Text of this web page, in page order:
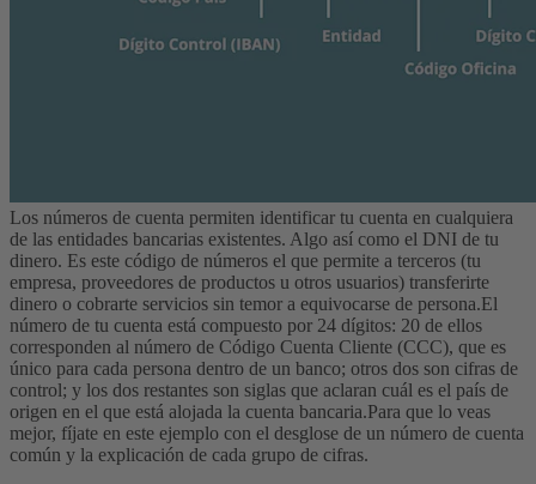
Los números de cuenta permiten identificar tu cuenta en cualquiera
de las entidades bancarias existentes. Algo así como el DNI de tu
dinero. Es este código de números el que permite a terceros (tu
empresa, proveedores de productos u otros usuarios) transferirte
dinero o cobrarte servicios sin temor a equivocarse de persona.El
número de tu cuenta está compuesto por 24 dígitos: 20 de ellos
corresponden al número de Código Cuenta Cliente (CCC), que es
único para cada persona dentro de un banco; otros dos son cifras de
control; y los dos restantes son siglas que aclaran cuál es el país de
origen en el que está alojada la cuenta bancaria.Para que lo veas
mejor, fíjate en este ejemplo con el desglose de un número de cuenta
común y la explicación de cada grupo de cifras.